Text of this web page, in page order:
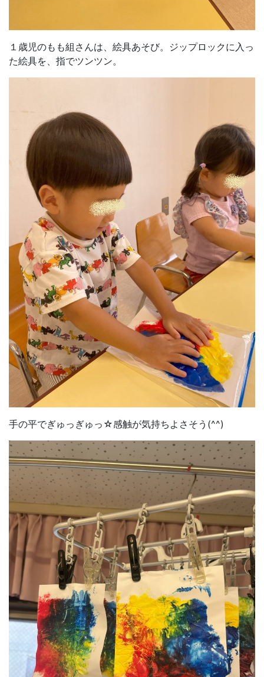
１歳児のもも組さんは、絵具あそび。ジップロックに入っ
た絵具を、指でツンツン。
手の平でぎゅっぎゅっ☆感触が気持ちよさそう(^^)